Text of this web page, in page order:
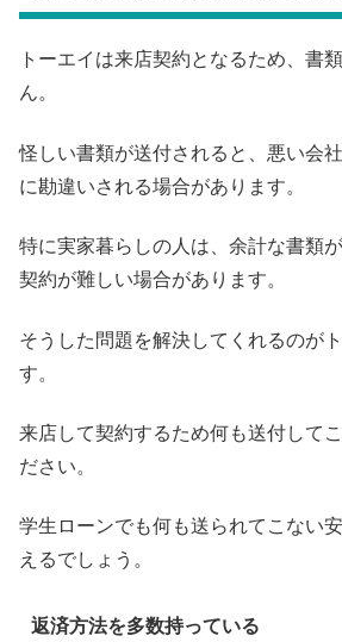
トーエイは来店契約となるため、書
ん。
怪しい書類が送付されると、悪い会
に勘違いされる場合があります。
特に実家暮らしの人は、余計な書類
契約が難しい場合があります。
そうした問題を解決してくれるのが
す。
来店して契約するため何も送付して
ださい。
学生ローンでも何も送られてこない
えるでしょう。
返済方法を多数持っている